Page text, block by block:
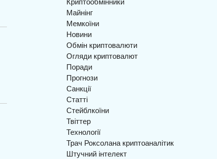
Майнінг
Мемкоїни
Новини
Обмін криптовалюти
Огляди криптовалют
Поради
Прогнози
Санкції
Статті
Стейблкоїни
Твіттер
Технології
Трач Роксолана криптоаналітик
Штучний інтелект